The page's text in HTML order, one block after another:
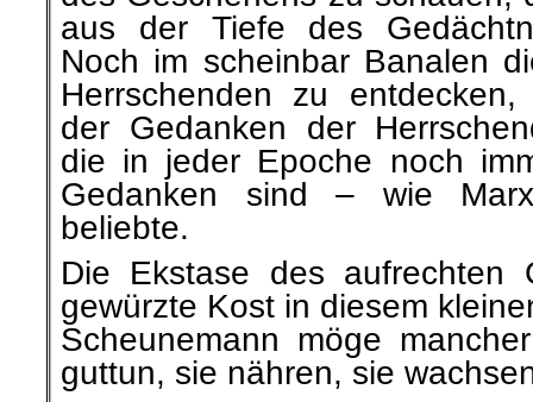
aus der Tiefe des
Noch im scheinbar Banalen
Herrschenden zu
der Gedanken der
die in jeder Epoche noch
Gedanken sind – wie
beliebte.
Die Ekstase des aufrechten
gewürzte Kost in diesem
Scheunemann möge
guttun, sie nähren, sie